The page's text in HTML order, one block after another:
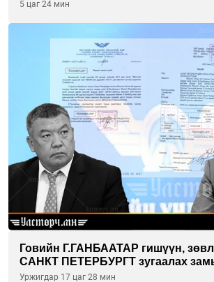
5 цаг 24 мин
Говийн Г.ГАНБААТАР гишүүн,
САНКТ ПЕТЕРБУРГТ зугаалах
“ИНҮТ” ТӨХХК даажээ
Уржигдар 17 цаг 28 мин